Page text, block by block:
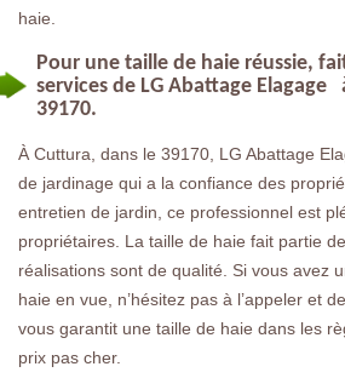
haie.
Pour une taille de haie réussie,
services de LG Abattage Elagage
39170.
À Cuttura, dans le 39170, LG Abattage
de jardinage qui a la confiance des
entretien de jardin, ce professionnel est
propriétaires. La taille de haie fait partie
réalisations sont de qualité. Si vous avez
haie en vue, n’hésitez pas à l’appeler et
vous garantit une taille de haie dans les
prix pas cher.